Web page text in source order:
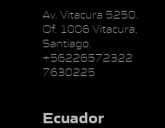
Av. Vitacura 5250.
Of. 1006 Vitacura,
Santiago.
+56226572322
7630225
Ecuador